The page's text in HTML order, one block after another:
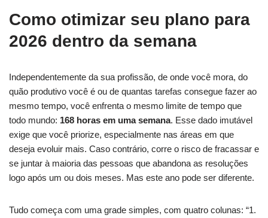
Como otimizar seu plano para
2026 dentro da semana
Independentemente da sua profissão, de onde você mora, do
quão produtivo você é ou de quantas tarefas consegue fazer ao
mesmo tempo, você enfrenta o mesmo limite de tempo que
todo mundo: 168 horas em uma semana. Esse dado imutável
exige que você priorize, especialmente nas áreas em que
deseja evoluir mais. Caso contrário, corre o risco de fracassar e
se juntar à maioria das pessoas que abandona as resoluções
logo após um ou dois meses. Mas este ano pode ser diferente.
Tudo começa com uma grade simples, com quatro colunas: “1.